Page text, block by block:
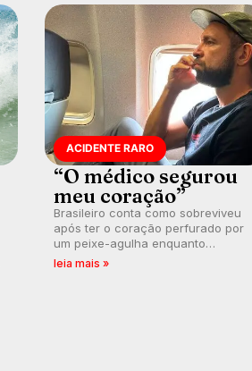
ACIDENTE RARO
“O médico segurou
meu coração”
Brasileiro conta como sobreviveu
após ter o coração perfurado por
um peixe-agulha enquanto
surfava na Costa Rica.
leia mais »